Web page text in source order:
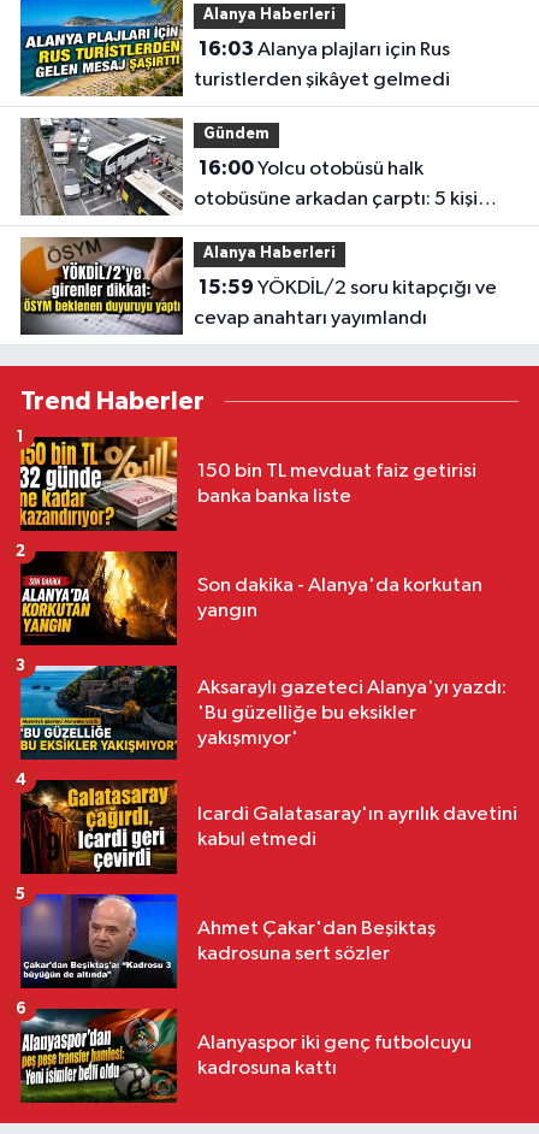
Alanya Haberleri
16:03
turistlerden şikâyet gelmedi
Gündem
16:00Yolcu otobüsü halk
otobüsüne arkadan çarptı: 5 kişi
yaralandı
Alanya Haberleri
15:59
cevap anahtarı yayımlandı
Trend Haberler
150 bin TL mevduat faiz getirisi
banka banka liste
1
Son dakika - Alanya'da korkutan
yangın
2
Aksaraylı gazeteci Alanya'yı yazdı:
'Bu güzelliğe bu eksikler
yakışmıyor'
3
Icardi Galatasaray'ın ayrılık davetini
kabul etmedi
4
Ahmet Çakar'dan Beşiktaş
kadrosuna sert sözler
5
Alanyaspor iki genç futbolcuyu
kadrosuna kattı
6